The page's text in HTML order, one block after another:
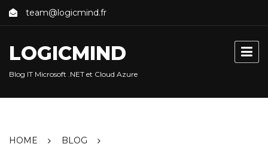
Skip
team@logicmind.fr
LOGICMIND
Blog IT Microsoft .NET et Cloud Azure
HOME
BLOG